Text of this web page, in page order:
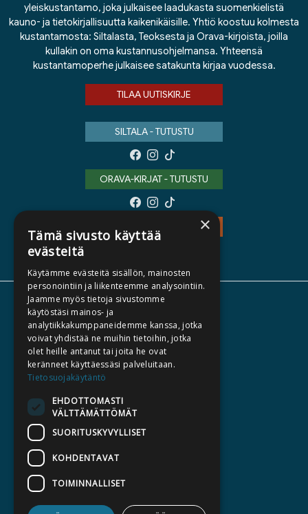
yleiskustantamo, joka julkaisee laadukasta suomenkielistä
kauno- ja tietokirjallisuutta kaikenikäisille. Yhtiö koostuu kolmesta
kustantamosta: Siltalasta, Teoksesta ja Orava-kirjoista, joilla
kullakin on oma kustannusohjelmansa. Yhteensä
kustantamoperhe julkaisee satakunta kirjaa vuodessa.
TILAA UUTISKIRJE
SILTALA - TUTUSTU
ORAVA-KIRJAT - TUTUSTU
TIETOA MEISTÄ
TEKIJÄT
KATALOGIT
AJANKOHTAISTA
HALUATKO KIRJAILIJAKSI
LASKUTUSOSOITTEET
SILTALA.FI
×
Tämä sivusto käyttää
evästeitä
Käytämme evästeitä sisällön, mainosten
personointiin ja liikenteemme analysointiin.
Jaamme myös tietoja sivustomme
käytöstäsi mainos- ja
analytiikkakumppaneidemme kanssa, jotka
voivat yhdistää ne muihin tietoihin, jotka
olet heille antanut tai joita he ovat
keränneet käyttäessäsi palveluitaan.
Tietosuojakäytäntö
EHDOTTOMASTI
VÄLTTÄMÄTTÖMÄT
SUORITUSKYVYLLISET
KOHDENTAVAT
TOIMINNALLISET